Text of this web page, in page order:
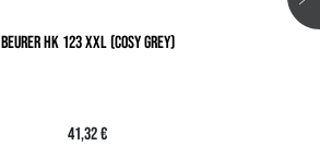
BEURER HK 123 XXL (COSY GREY)
41,32 €